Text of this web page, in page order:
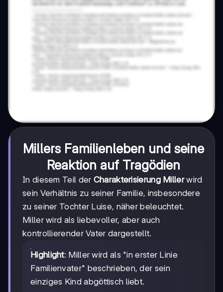
Millers Familienleben und seine
Reaktion auf Tragödien
In diesem Teil der Charakterisierung Millerwird
sein Verhältnis zu seiner Familie, insbesondere
zu seiner Tochter Luise, näher beleuchtet.
Miller wird als liebevoller, aber auch
kontrollierender Vater dargestellt.
Highlight: Miller wird als "in erster Linie
Familienvater" beschrieben, der sein
einziges Kind abgöttisch liebt.